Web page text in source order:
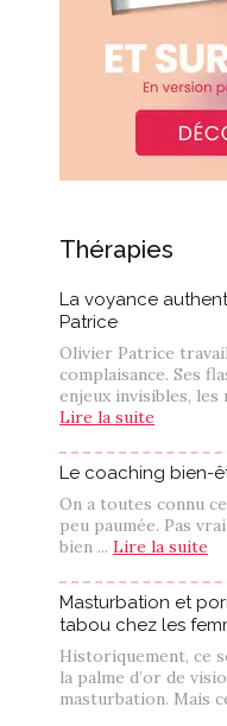
Thérapies
La voyance
Patrice
Olivier Patrice
complaisance. Ses
enjeux invisibles, les
Lire la suite
Le coaching bien-
On a toutes connu
peu paumée. Pas
bien ... Lire la suite
Masturbation et
tabou chez les
Historiquement, ce
la palme d’or de
masturbation. Mais